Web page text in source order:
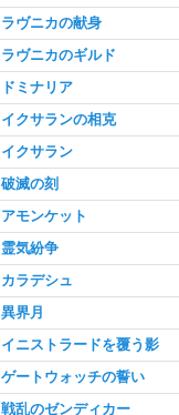
ラヴニカの献身
ラヴニカのギルド
ドミナリア
イクサランの相克
イクサラン
破滅の刻
アモンケット
霊気紛争
カラデシュ
異界月
イニストラードを覆う影
ゲートウォッチの誓い
戦乱のゼンディカー